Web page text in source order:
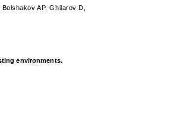
AP, Ghilarov D,
environments.